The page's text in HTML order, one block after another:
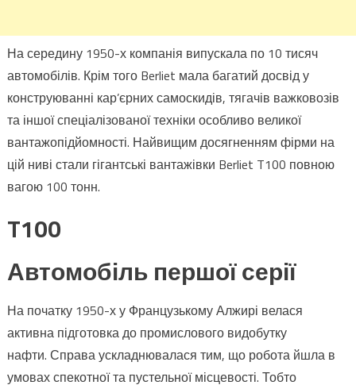
На середину 1950-х компанія випускала по 10 тисяч
автомобілів. Крім того Berliet мала багатий досвід у
конструюванні кар’єрних самоскидів, тягачів важковозів
та іншої спеціалізованої техніки особливо великої
вантажопідйомності. Найвищим досягненням фірми на
цій ниві стали гігантські вантажівки Berliet T100 повною
вагою 100 тонн.
T100
Автомобіль першої серії
На початку 1950-х у Французькому Алжирі велася
активна підготовка до промислового видобутку
нафти. Справа ускладнювалася тим, що робота йшла в
умовах спекотної та пустельної місцевості. Тобто